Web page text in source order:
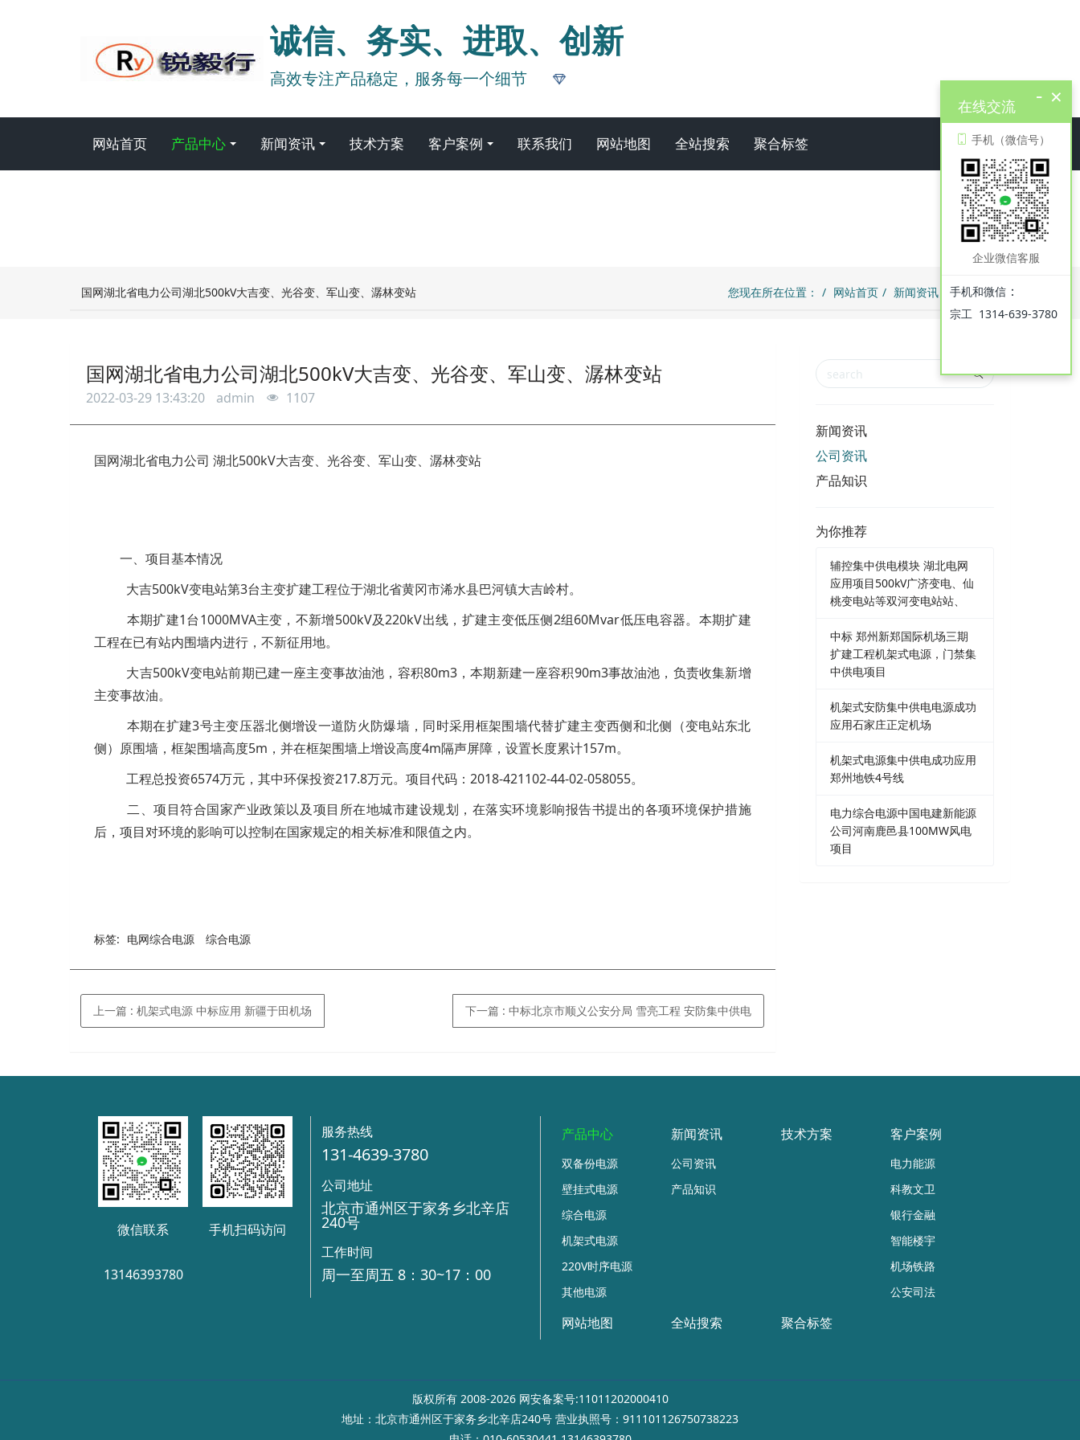
诚信、务实、进取、创新
高效专注产品稳定，服务每一个细节
网站首页 产品中心 新闻资讯 技术方案 客户案例 联系我们 网站地图 全站搜索 聚合标签
国网湖北省电力公司湖北500kV大吉变、光谷变、军山变、潺林变站 您现在所在位置： 网站首页 新闻资讯 公司资讯
国网湖北省电力公司湖北500kV大吉变、光谷变、军山变、潺林变站
2022-03-29 13:43:20 admin 1107
国网湖北省电力公司 湖北500kV大吉变、光谷变、军山变、潺林变站
一、项目基本情况
大吉500kV变电站第3台主变扩建工程位于湖北省黄冈市浠水县巴河镇大吉岭村。
本期扩建1台1000MVA主变，不新增500kV及220kV出线，扩建主变低压侧2组60Mvar低压电容器。本期扩建
工程在已有站内围墙内进行，不新征用地。
大吉500kV变电站前期已建一座主变事故油池，容积80m3，本期新建一座容积90m3事故油池，负责收集新增
主变事故油。
本期在扩建3号主变压器北侧增设一道防火防爆墙，同时采用框架围墙代替扩建主变西侧和北侧（变电站东北
侧）原围墙，框架围墙高度5m，并在框架围墙上增设高度4m隔声屏障，设置长度累计157m。
工程总投资6574万元，其中环保投资217.8万元。项目代码：2018-421102-44-02-058055。
二、项目符合国家产业政策以及项目所在地城市建设规划，在落实环境影响报告书提出的各项环境保护措施
后，项目对环境的影响可以控制在国家规定的相关标准和限值之内。
标签: 电网综合电源 综合电源
上一篇 :机架式电源 中标应用 新疆于田机场 下一篇 :中标北京市顺义公安分局 雪亮工程 安防集中供电
新闻资讯
公司资讯
产品知识
为你推荐
辅控集中供电模块 湖北电网
应用项目500kV广济变电、仙
桃变电站等双河变电站站、
中标 郑州新郑国际机场三期
扩建工程机架式电源，门禁集
中供电项目
机架式安防集中供电电源成功
应用石家庄正定机场
机架式电源集中供电成功应用
郑州地铁4号线
电力综合电源中国电建新能源
公司河南鹿邑县100MW风电
项目
微信联系
13146393780
手机扫码访问
服务热线
131-4639-3780
公司地址
北京市通州区于家务乡北辛店
240号
工作时间
周一至周五 8：30~17：00
产品中心
双备份电源
壁挂式电源
综合电源
机架式电源
220V时序电源
其他电源
新闻资讯
公司资讯
产品知识
技术方案 客户案例
电力能源
科教文卫
银行金融
智能楼宇
机场铁路
公安司法
网站地图 全站搜索 聚合标签
版权所有 2008-2026 网安备案号:11011202000410
地址：北京市通州区于家务乡北辛店240号 营业执照号：911101126750738223
×
-
在线交流
手机（微信号）
企业微信客服
手机和微信 ：
宗工 1314-639-3780